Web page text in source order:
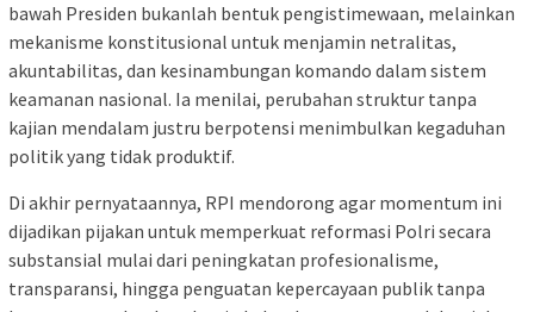
bawah Presiden bukanlah bentuk pengistimewaan, melainkan
mekanisme konstitusional untuk menjamin netralitas,
akuntabilitas, dan kesinambungan komando dalam sistem
keamanan nasional. Ia menilai, perubahan struktur tanpa
kajian mendalam justru berpotensi menimbulkan kegaduhan
politik yang tidak produktif.
Di akhir pernyataannya, RPI mendorong agar momentum ini
dijadikan pijakan untuk memperkuat reformasi Polri secara
substansial mulai dari peningkatan profesionalisme,
transparansi, hingga penguatan kepercayaan publik tanpa